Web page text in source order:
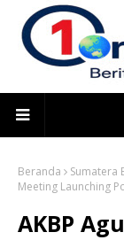
Beranda Sumatera
Meeting Launching
AKBP